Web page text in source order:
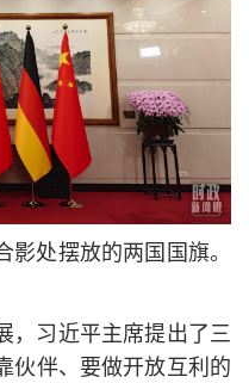
处摆放的两国国旗。
，习 近平主席提出了三
伙伴、要做开放互利的